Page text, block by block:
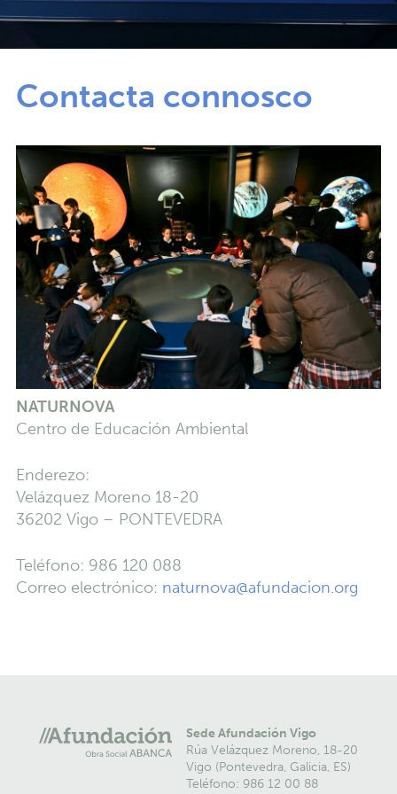
Contacta connosco
NATURNOVA
Centro de Educación Ambiental
Enderezo:
Velázquez Moreno 18-20
36202 Vigo – PONTEVEDRA
Teléfono: 986 120 088
Correo electrónico: naturnova@afundacion.org
Sede Afundación Vigo
Rúa Velázquez Moreno, 18-20
Vigo (Pontevedra, Galicia, ES)
Teléfono: 986 12 00 88